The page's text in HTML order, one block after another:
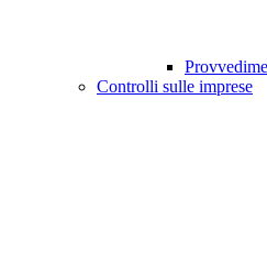
Controlli sulle imprese